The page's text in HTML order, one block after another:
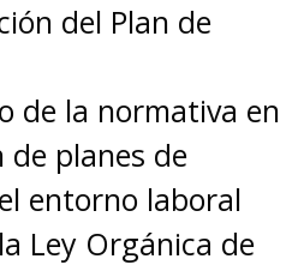
del Plan de
de la normativa en
planes de
entorno laboral
Ley Orgánica de